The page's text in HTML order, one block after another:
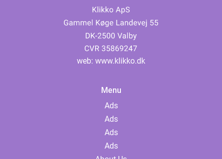
web: www.klikko.dk
Menu
Ads
Ads
Ads
Ads